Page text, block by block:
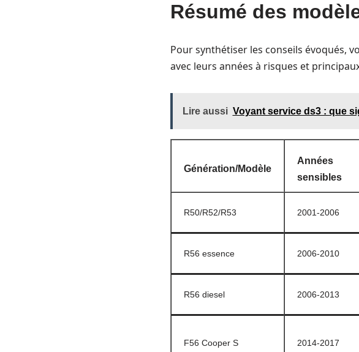
Résumé des
Pour synthétiser les conseils évoqués,
avec leurs années à risques et
Lire aussi Voyant service ds3 : que
Génération/Modèle
Années
sensibles
R50/R52/R53 2001-2006
R56 essence 2006-2010
R56 diesel 2006-2013
F56 Cooper S 2014-2017